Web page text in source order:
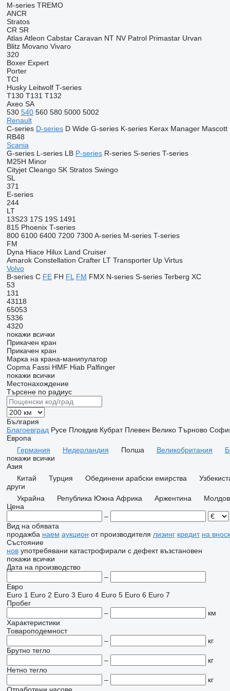
M-series TREMO
ANCR
Stratos
CR SR
Atlas Atleon Cabstar Caravan NT NV Patrol Primastar Urvan
Blitz Movano Vivaro
320
Boxer Expert
Porter
TCI
Husky Leitwolf T-series
T130 T131 T132
Axeo SA
530 540 560 580 5000 5002
Renault
C-series D-series D Wide G-series K-series Kerax Manager Mascott
RB48
Scania
G-series L-series LB P-series R-series S-series T-series
M25H Minor
Cityjet Cleango SK Stratos Swingo
SL
371
E-series
244
LT
13S23 17S 19S 1491
815 Phoenix T-series
800 6100 6400 7200 7300 A-series M-series T-series
FM
Dyna Hiace Hilux Land Cruiser
Amarok Constellation Crafter LT Transporter Up Virtus
Volvo
B-series C FE FH FL FM FMX N-series S-series Terberg XC
53
131
43118
65053
5336
4320
покажи всички
Прикачен кран
Прикачен кран
Марка на крана-манипулатор
Copma Fassi HMF Hiab Palfinger
покажи всички
Местонахождение
Търсене по радиус
България
Благоевград Русе Пловдив Кубрат Плевен Велико Търново
Европа
Германия
Нидерландия Полша Великобритания
покажи всички
Азия
Китай
Турция Обединени арабски емирства
други
Украйна
Република Южна Африка Аржентина
Цена
–
Вид на обявата
продажба наем аукцион от производителя лизинг кредит на
Състояние
нов употребявани катастрофирали с дефект възстановен
покажи всички
Дата на производство
–
Евро
Euro 1 Euro 2 Euro 3 Euro 4 Euro 5 Euro 6 Euro 7
Пробег
–
км
Характеристики
Товароподемност
–
кг
Брутно тегло
–
кг
Нетно тегло
–
кг